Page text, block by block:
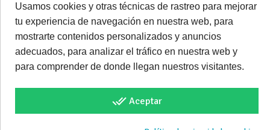
Siguenos
Cancelar o devolver un pedido
Usamos cookies y otras técnicas de rastreo para mejorar
tu experiencia de navegación en nuestra web, para
mostrarte contenidos personalizados y anuncios
adecuados, para analizar el tráfico en nuestra web y
para comprender de donde llegan nuestros visitantes.
done_all Aceptar